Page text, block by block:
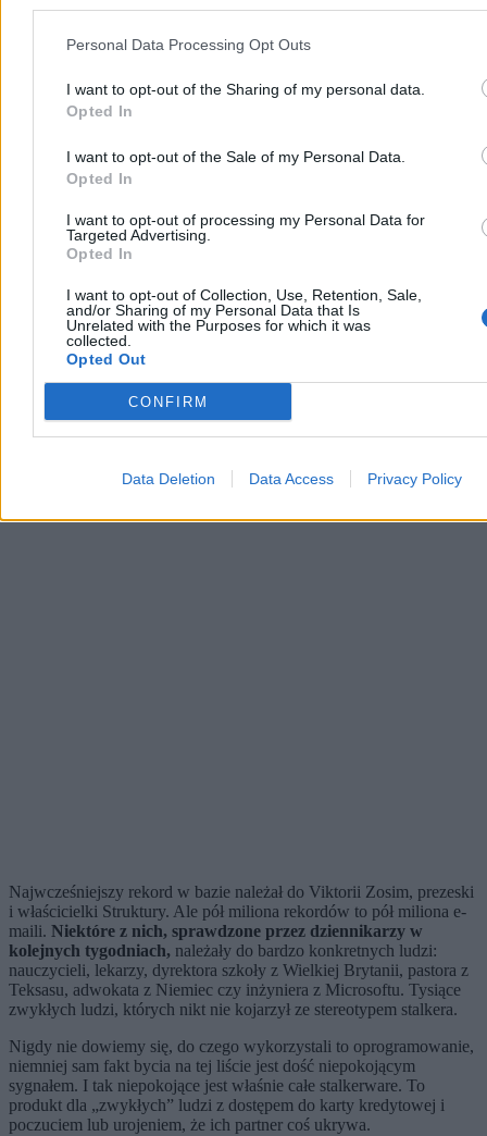
Personal Data Processing Opt Outs
I want to opt-out of the Sharing of my personal data.
Opted In
I want to opt-out of the Sale of my Personal Data.
Opted In
I want to opt-out of processing my Personal Data for
Targeted Advertising.
Opted In
I want to opt-out of Collection, Use, Retention, Sale,
and/or Sharing of my Personal Data that Is
Unrelated with the Purposes for which it was
collected.
Opted Out
CONFIRM
Data Deletion Data Access Privacy Policy
skrzynki działały nadal.
W efekcie ludzie z TechCrunch znaleźli kilka publicznych skrzynek
wyszukiwaniu w Google, bo jeśli nie płaci się za abonament w
Mailtrap, to dane w takich skrzynkach są publiczne. Sprawdzili
autentyczność. Konta więc – przynajmniej na tej próbce – były
prawdziwe.
Reklama
Najwcześniejszy rekord w bazie należał do Viktorii Zosim, prezeski
i właścicielki Struktury. Ale pół miliona rekordów to pół miliona e-
maili. Niektóre z nich, sprawdzone przez dziennikarzy w
kolejnych tygodniach, należały do bardzo konkretnych ludzi:
nauczycieli, lekarzy, dyrektora szkoły z Wielkiej Brytanii, pastora z
Teksasu, adwokata z Niemiec czy inżyniera z Microsoftu. Tysiące
zwykłych ludzi, których nikt nie kojarzył ze stereotypem stalkera.
Nigdy nie dowiemy się, do czego wykorzystali to oprogramowanie,
niemniej sam fakt bycia na tej liście jest dość niepokojącym
sygnałem. I tak niepokojące jest właśnie całe stalkerware. To
produkt dla „zwykłych” ludzi z dostępem do karty kredytowej i
poczuciem lub urojeniem, że ich partner coś ukrywa.